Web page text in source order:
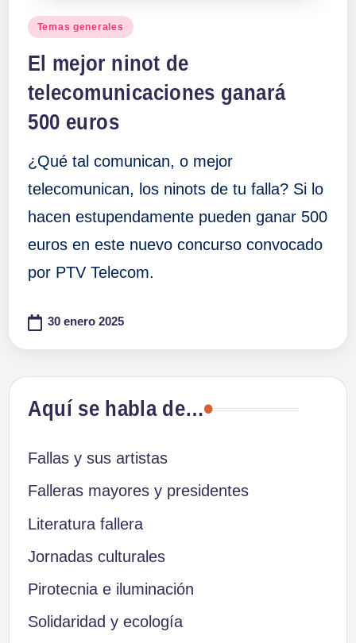
Publicado
Temas generales
El mejor ninot de
telecomunicaciones ganará
500 euros
¿Qué tal comunican, o mejor
telecomunican, los ninots de tu falla? Si lo
hacen estupendamente pueden ganar 500
euros en este nuevo concurso convocado
por PTV Telecom.
30 enero 2025
Aquí se habla de…
Fallas y sus artistas
Falleras mayores y presidentes
Literatura fallera
Jornadas culturales
Pirotecnia e iluminación
Solidaridad y ecología